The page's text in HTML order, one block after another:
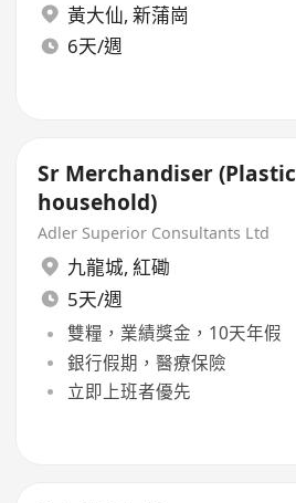
黃大仙, 新蒲崗
6天/週
Sr Merchandiser (Plastic
household)
Adler Superior Consultants Ltd
九龍城, 紅磡
5天/週
雙糧，業績獎金，10天年假
銀行假期，醫療保險
立即上班者優先